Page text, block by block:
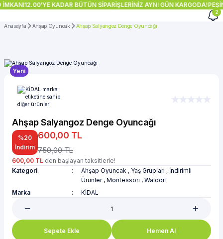
12.00'YE KADAR BÜTÜN SİPARİŞLERİNİZ AYNI GÜN KARGODA!
2
Anasayfa Ahşap Oyuncak Ahşap Salyangoz Denge Oyuncağı
Yeni
Ahşap Salyangoz Denge Oyuncağı
%20
İndirim
600,00 TL
750,00 TL
600,00 TL den başlayan taksitlerle!
Kategori
Ahşap Oyuncak , Yaş Grupları , İndirimli
Ürünler , Montessori , Waldorf
Marka
KİDAL
Sepete Ekle Hemen Al